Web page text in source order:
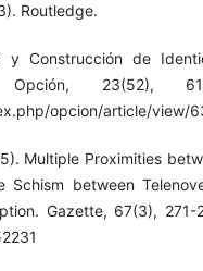
Routledge.
y Construcción de
23(52), 61-
opcion/article/view/
Multiple Proximities
between
Gazette, 67(3), 271-